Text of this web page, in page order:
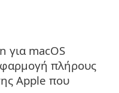
για macOS
πλήρους
Apple που